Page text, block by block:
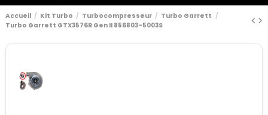
Accueil Kit Turbo Turbocompresseur
Turbo Garrett
Turbo Garrett GTX3576R Gen II 856803-5003S